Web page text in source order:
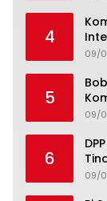
4
09/
5
09/
6
09/